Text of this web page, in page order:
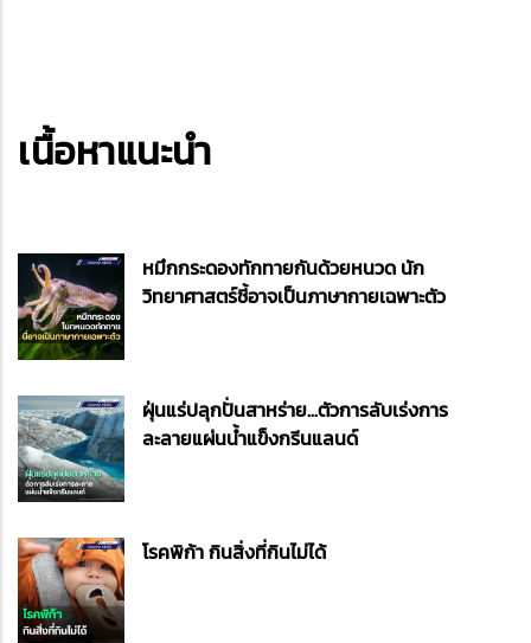
เนื้อหาแนะนำ
หมึกกระดองทักทายกันด้วยหนวด นัก
วิทยาศาสตร์ชี้อาจเป็นภาษากายเฉพาะตัว
ฝุ่นแร่ปลุกปั่นสาหร่าย...ตัวการลับเร่งการ
ละลายแผ่นน้ำแข็งกรีนแลนด์
โรคพิก้า กินสิ่งที่กินไม่ได้